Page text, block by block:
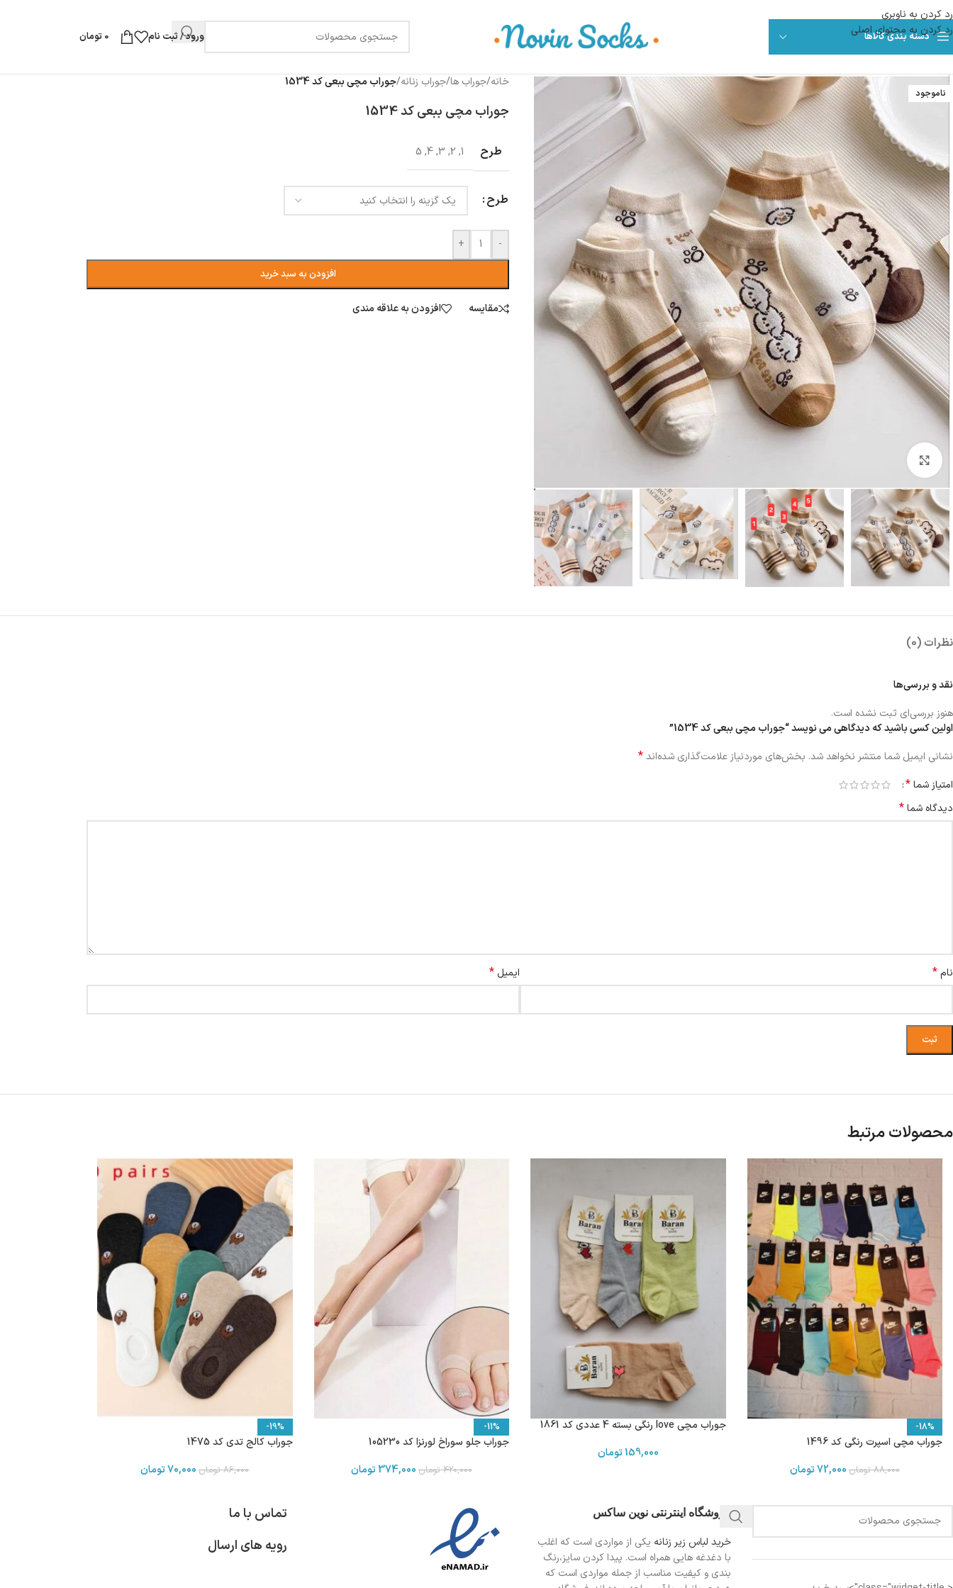
رد کردن به ناوبری
رد کردن به محتوای اصلی
دسته بندی کالاها ورود / ثبت نام 0 تومان
ناموجود
خانه/جوراب ها/جوراب زنانه/جوراب مچی ببعی کد 1534
جوراب مچی ببعی کد 1534
طرح 1
,
2
,
3
,
4
,
5
طرح
-
+
افزودن به سبد خرید
مقایسه افزودن به علاقه مندی
نظرات (0)
نقد و بررسی‌ها
هنوز بررسی‌ای ثبت نشده است.
اولین کسی باشید که دیدگاهی می نویسد “جوراب مچی ببعی کد 1534”
نشانی ایمیل شما منتشر نخواهد شد. بخش‌های موردنیاز علامت‌گذاری شده‌اند*
امتیاز شما*
دیدگاه شما*
نام* ایمیل *
محصولات مرتبط
-18%
جوراب مچی اسپرت رنگی کد 1496
88,000 تومان 72,000تومان
جوراب مچی love رنگی بسته 4 عددی کد 1861
159,000تومان
-11%
جوراب جلو سوراخ لورنزا کد 105230
420,000 تومان 374,000 تومان
-19%
جوراب کالج تدی کد 1475
86,000 تومان 70,000تومان
فروشگاه اینترنتی نوین ساکس
خرید لباس زیر زنانه یکی از مواردی است که اغلب
با دغدغه هایی همراه است. پیدا کردن سایز،رنگ
بندی و کیفیت مناسب از جمله مواردی است که
تماس با ما
رویه های ارسال